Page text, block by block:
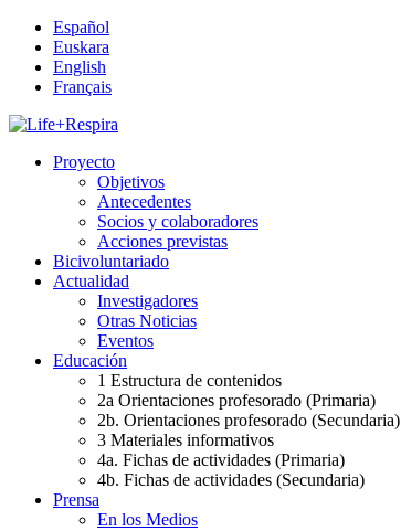
Español
Euskara
English
Français
Proyecto
Objetivos
Antecedentes
Socios y colaboradores
Acciones previstas
Bicivoluntariado
Actualidad
Investigadores
Otras Noticias
Eventos
Educación
1 Estructura de contenidos
2a Orientaciones profesorado (Primaria)
2b. Orientaciones profesorado (Secundaria)
3 Materiales informativos
4a. Fichas de actividades (Primaria)
4b. Fichas de actividades (Secundaria)
Prensa
En los Medios